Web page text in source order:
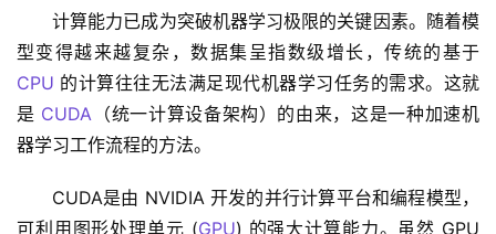
计算能力已成为突破机器学习极限的关键因素。随着模
CPU 的计算往往无法满足现代机器学习任务的需求。这就
是 CUDA （统一计算设备架构）的由来，这是一种加速机
器学习工作流程的方法。
CUDA是由 NVIDIA 开发的并行计算平台和编程模型，
可利用图形处理单元 (GPU) 的强大计算能力。虽然 GPU